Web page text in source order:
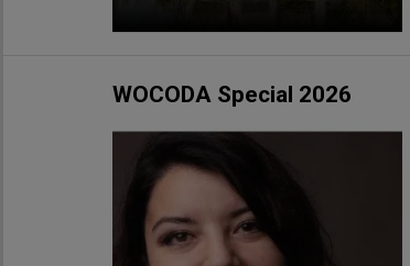
WOCODA Special 2026